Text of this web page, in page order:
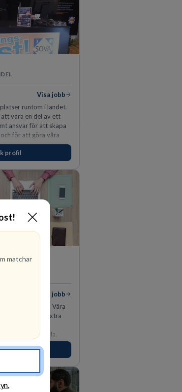
matchar
Visa jobb
runtom i landet.
vara en del av ett
ansvar för att skapa
för att göra våra
hos oss
öppenhet,
profil
Visa jobb
hitta personal. Våra
det där lilla extra
Stark teamkänsla,
Vi kallar det
profil